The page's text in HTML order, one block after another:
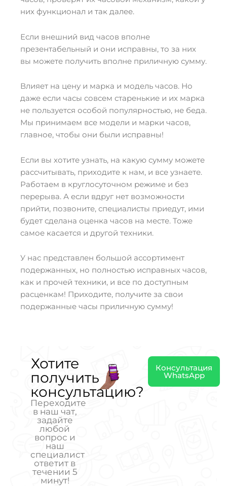
них функционал и так далее.
Если внешний вид часов вполне
презентабельный и они исправны, то за них
вы можете получить вполне приличную сумму.
Влияет на цену и марка и модель часов. Но
даже если часы совсем старенькие и их марка
не пользуется особой популярностью, не беда.
Мы принимаем все модели и марки часов,
главное, чтобы они были исправны!
Если вы хотите узнать, на какую сумму можете
рассчитывать, приходите к нам, и все узнаете.
Работаем в круглосуточном режиме и без
перерыва. А если вдруг нет возможности
прийти, позвоните, специалисты приедут, ими
будет сделана оценка часов на месте. Тоже
самое касается и другой техники.
У нас представлен большой ассортимент
подержанных, но полностью исправных часов,
как и прочей техники, и все по доступным
расценкам! Приходите, получите за свои
подержанные часы приличную сумму!
Хотите
получить
консультацию?
Переходите
в наш чат,
задайте
любой
вопрос и
наш
специалист
ответит в
течении 5
минут!
Консультация
WhatsApp